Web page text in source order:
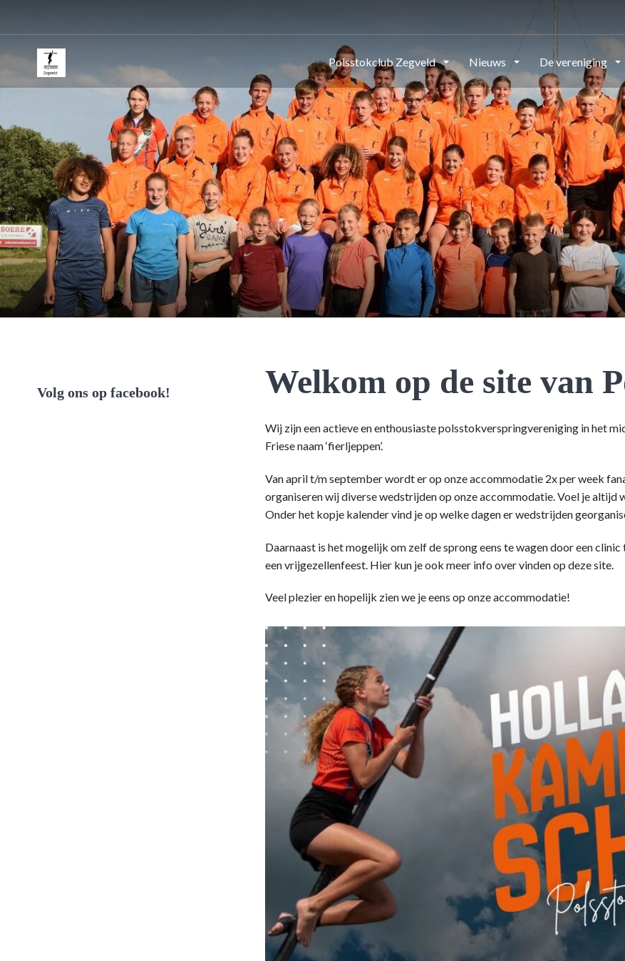
Polsstokclub Zegveld Nieuws De vereniging
Welkom op de site van
Wij zijn een actieve en enthousiaste polsstokverspringvereniging in het
Friese naam ‘fierljeppen’.
Van april t/m september wordt er op onze accommodatie 2x per week
organiseren wij diverse wedstrijden op onze accommodatie. Voel je
Onder het kopje kalender vind je op welke dagen er wedstrijden
Daarnaast is het mogelijk om zelf de sprong eens te wagen door een
een vrijgezellenfeest. Hier kun je ook meer info over vinden op deze site.
Veel plezier en hopelijk zien we je eens op onze accommodatie!
Volg ons op facebook!